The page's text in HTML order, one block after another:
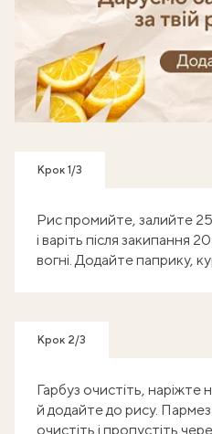
Крок 1/3
Рис промийте, залийте
і варіть після закипання
вогні. Додайте паприку,
Крок 2/3
Гарбуз очистіть,
й додайте до рису.
очистіть і пропустіть